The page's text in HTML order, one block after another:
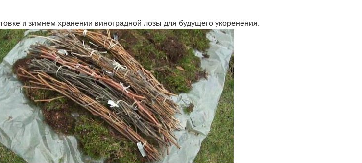
и зимнем хранении виноградной лозы для будущего укоренения.